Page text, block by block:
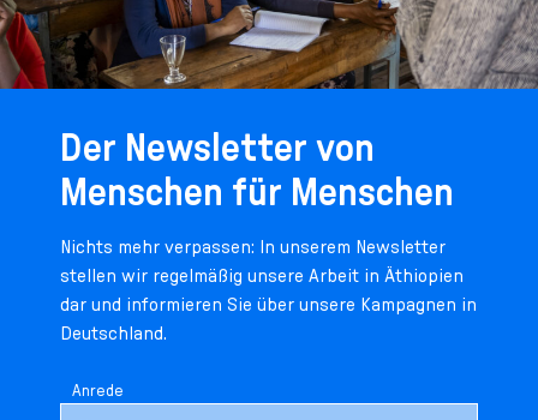
Der Newsletter von
Menschen für Menschen
Nichts mehr verpassen: In unserem Newsletter
stellen wir regelmäßig unsere Arbeit in Äthiopien
dar und informieren Sie über unsere Kampagnen in
Deutschland.
Anrede